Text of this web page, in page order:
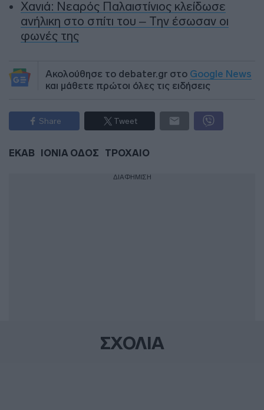
Χανιά: Νεαρός Παλαιστίνιος κλείδωσε
ανήλικη στο σπίτι του – Την έσωσαν οι
φωνές της
Ακολούθησε το debater.gr στο Google News
και μάθετε πρώτοι όλες τις ειδήσεις
Share Tweet
ΕΚΑΒ ΙΟΝΙΑ ΟΔΟΣ ΤΡΟΧΑΙΟ
ΔΙΑΦΗΜΙΣΗ
ΣΧΟΛΙΑ